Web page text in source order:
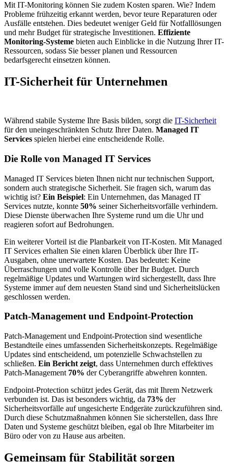
Mit IT-Monitoring können Sie zudem Kosten sparen. Wie? Indem
Probleme frühzeitig erkannt werden, bevor teure Reparaturen oder
Ausfälle entstehen. Dies bedeutet weniger Geld für Notfalllösungen
und mehr Budget für strategische Investitionen. Effiziente
Monitoring-Systeme bieten auch Einblicke in die Nutzung Ihrer IT-
Ressourcen, sodass Sie besser planen und Ressourcen
bedarfsgerecht einsetzen können.
IT-Sicherheit für Unternehmen
Während stabile Systeme Ihre Basis bilden, sorgt die IT-Sicherheit
für den uneingeschränkten Schutz Ihrer Daten. Managed IT
Services spielen hierbei eine entscheidende Rolle.
Die Rolle von Managed IT Services
Managed IT Services bieten Ihnen nicht nur technischen Support,
sondern auch strategische Sicherheit. Sie fragen sich, warum das
wichtig ist? Ein Beispiel: Ein Unternehmen, das Managed IT
Services nutzte, konnte 50% seiner Sicherheitsvorfälle verhindern.
Diese Dienste überwachen Ihre Systeme rund um die Uhr und
reagieren sofort auf Bedrohungen.
Ein weiterer Vorteil ist die Planbarkeit von IT-Kosten. Mit Managed
IT Services erhalten Sie einen klaren Überblick über Ihre IT-
Ausgaben, ohne unerwartete Kosten. Das bedeutet: Keine
Überraschungen und volle Kontrolle über Ihr Budget. Durch
regelmäßige Updates und Wartungen wird sichergestellt, dass Ihre
Systeme immer auf dem neuesten Stand sind und Sicherheitslücken
geschlossen werden.
Patch-Management und Endpoint-Protection
Patch-Management und Endpoint-Protection sind wesentliche
Bestandteile eines umfassenden Sicherheitskonzepts. Regelmäßige
Updates sind entscheidend, um potenzielle Schwachstellen zu
schließen. Ein Bericht zeigt, dass Unternehmen durch effektives
Patch-Management 70% der Cyberangriffe abwehren konnten.
Endpoint-Protection schützt jedes Gerät, das mit Ihrem Netzwerk
verbunden ist. Das ist besonders wichtig, da 73% der
Sicherheitsvorfälle auf ungesicherte Endgeräte zurückzuführen sind.
Durch diese Schutzmaßnahmen können Sie sicherstellen, dass Ihre
Daten und Systeme geschützt bleiben, egal ob Ihre Mitarbeiter im
Büro oder von zu Hause aus arbeiten.
Gemeinsam für Stabilität sorgen